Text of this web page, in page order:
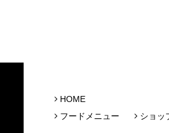
HOME
フードメニュー
ショッ